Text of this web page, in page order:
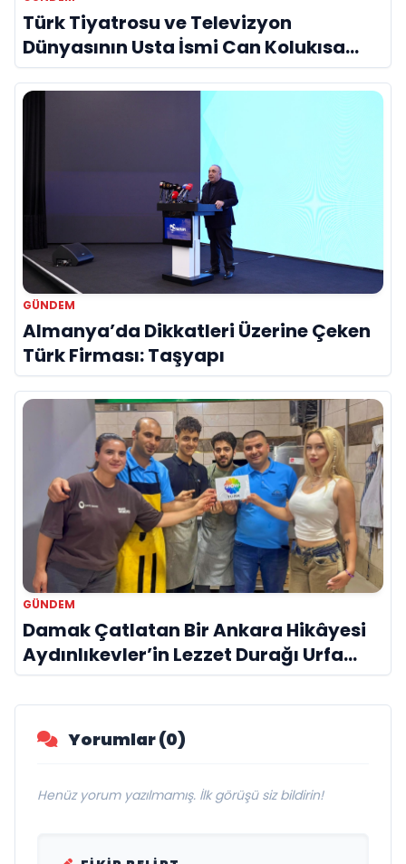
Türk Tiyatrosu ve Televizyon
Dünyasının Usta İsmi Can Kolukısa
Hayatını Kaybetti
GÜNDEM
Almanya’da Dikkatleri Üzerine Çeken
Türk Firması: Taşyapı
GÜNDEM
Damak Çatlatan Bir Ankara Hikâyesi
Aydınlıkevler’in Lezzet Durağı Urfa
Damak
Yorumlar (0)
Henüz yorum yazılmamış. İlk görüşü siz bildirin!